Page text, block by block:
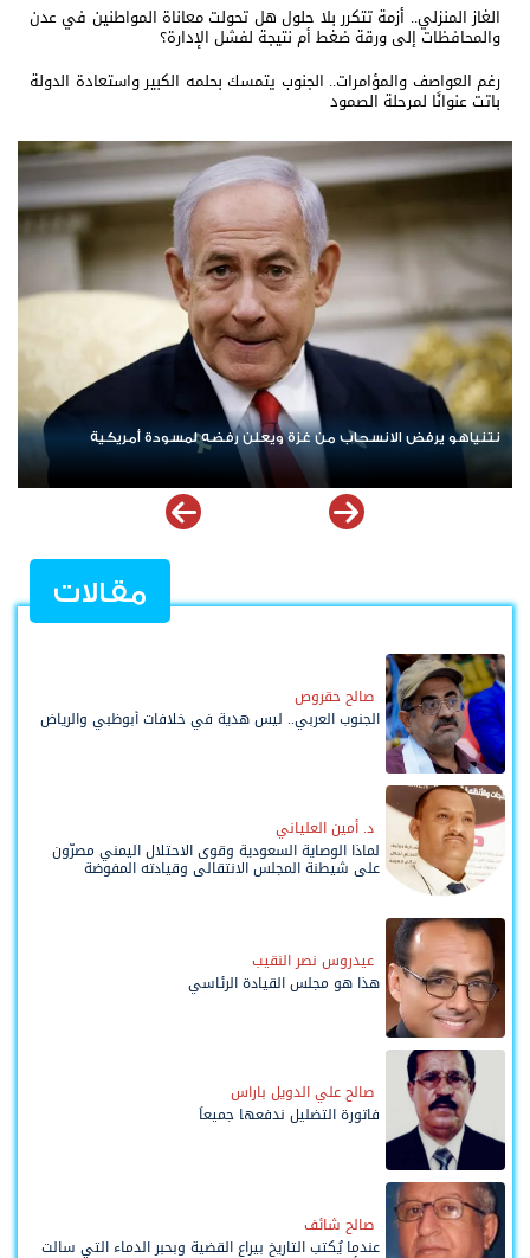
الغاز المنزلي.. أزمة تتكرر بلا حلول هل تحولت معاناة المواطنين في عدن
والمحافظات إلى ورقة ضغط أم نتيجة لفشل الإدارة؟
رغم العواصف والمؤامرات.. الجنوب يتمسك بحلمه الكبير واستعادة الدولة
باتت عنوانًا لمرحلة الصمود
ردا على «خروقات» حزب الله.. إسرائيل تشن ضربات على جنوب لبنان
مقالات
صالح حقروص
الجنوب العربي.. ليس هدية في خلافات أبوظبي والرياض
د. أمين العلياني
لماذا الوصاية السعودية وقوى الاحتلال اليمني مصرّون
على شيطنة المجلس الانتقالي وقيادته المفوضة
عيدروس نصر النقيب
هذا هو مجلس القيادة الرئاسي
صالح علي الدويل باراس
فاتورة التضليل ندفعها جميعاً
صالح شائف
عندما يُكتب التاريخ بيراع القضية وبحبر الدماء التي سالت